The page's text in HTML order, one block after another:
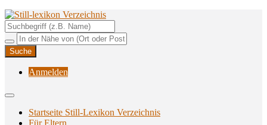
Still-lexikon Verzeichnis
Unterstützungsangebote rund ums Stillen
Anmelden
Startseite Still-Lexikon Verzeichnis
Für Eltern